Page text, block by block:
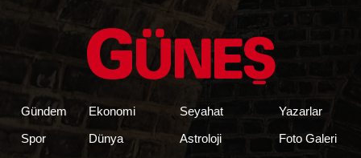
Gündem
Spor
Ekonomi
Dünya
Seyahat
Astroloji
Yazarlar
Foto Galeri